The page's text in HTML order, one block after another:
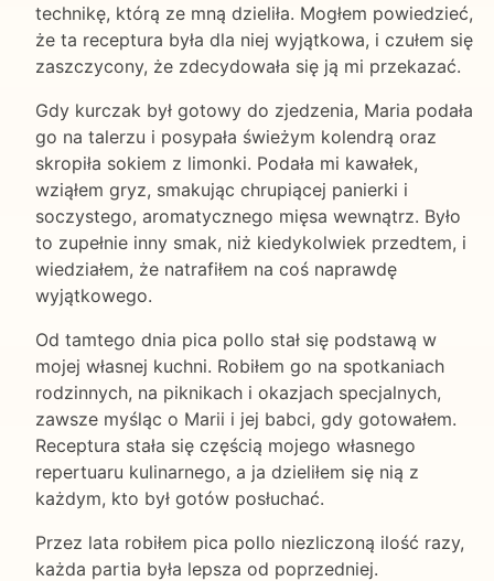
technikę, którą ze mną dzieliła. Mogłem powiedzieć,
że ta receptura była dla niej wyjątkowa, i czułem się
zaszczycony, że zdecydowała się ją mi przekazać.
Gdy kurczak był gotowy do zjedzenia, Maria podała
go na talerzu i posypała świeżym kolendrą oraz
skropiła sokiem z limonki. Podała mi kawałek,
wziąłem gryz, smakując chrupiącej panierki i
soczystego, aromatycznego mięsa wewnątrz. Było
to zupełnie inny smak, niż kiedykolwiek przedtem, i
wiedziałem, że natrafiłem na coś naprawdę
wyjątkowego.
Od tamtego dnia pica pollo stał się podstawą w
mojej własnej kuchni. Robiłem go na spotkaniach
rodzinnych, na piknikach i okazjach specjalnych,
zawsze myśląc o Marii i jej babci, gdy gotowałem.
Receptura stała się częścią mojego własnego
repertuaru kulinarnego, a ja dzieliłem się nią z
każdym, kto był gotów posłuchać.
Przez lata robiłem pica pollo niezliczoną ilość razy,
każda partia była lepsza od poprzedniej.